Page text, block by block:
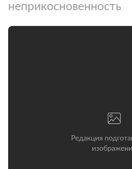
неприкосновенность